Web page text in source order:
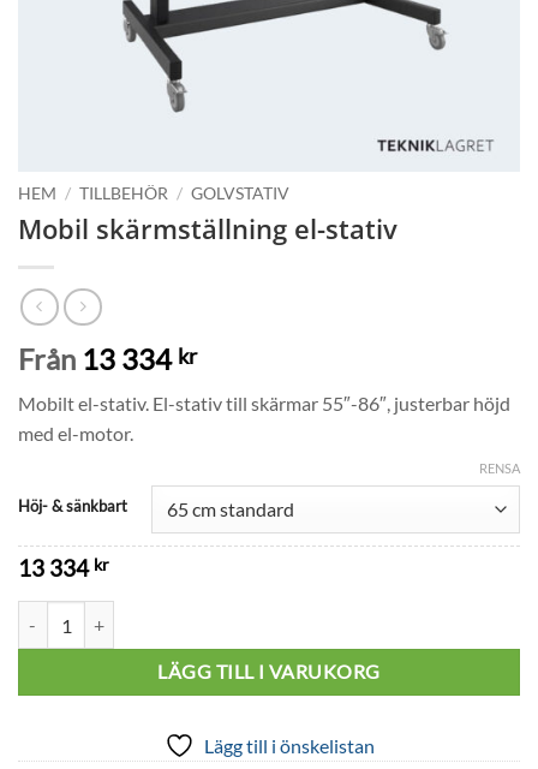
HEM / TILLBEHÖR / GOLVSTATIV
Mobil skärmställning el-stativ
Från 13 334 kr
Mobilt el-stativ. El-stativ till skärmar 55″-86″, justerbar höjd
med el-motor.
Höj- & sänkbart
RENSA
13 334 kr
LÄGG TILL I VARUKORG
Lägg till i önskelistan